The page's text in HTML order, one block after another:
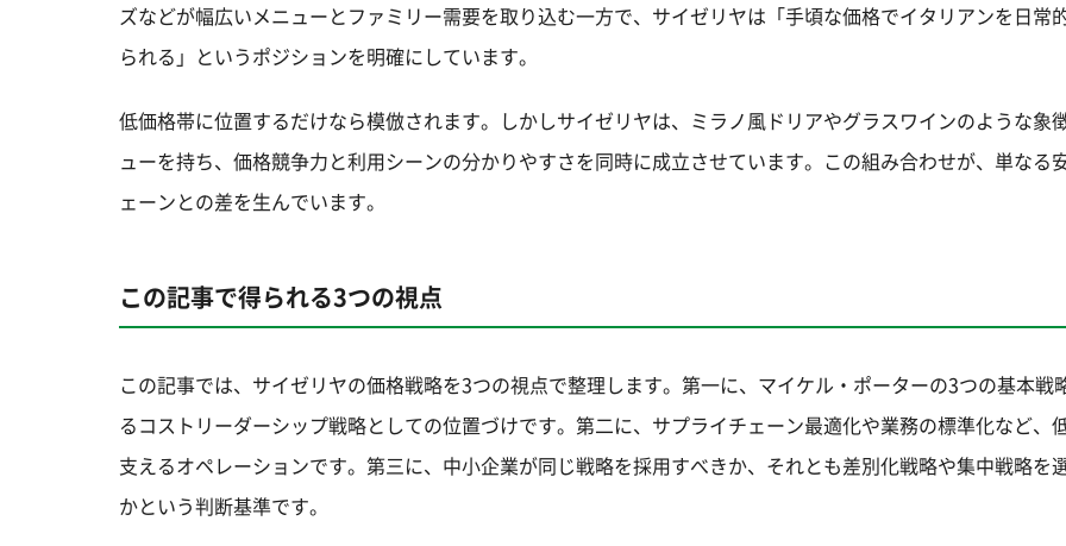
ズなどが幅広いメニューとファミリー需要を取り込む一方で、サイゼリヤは「手頃な価格でイタリアンを日常
られる」というポジションを明確にしています。
低価格帯に位置するだけなら模倣されます。しかしサイゼリヤは、ミラノ風ドリアやグラスワインのような象
ューを持ち、価格競争力と利用シーンの分かりやすさを同時に成立させています。この組み合わせが、単なる
ェーンとの差を生んでいます。
この記事で得られる3つの視点
この記事では、サイゼリヤの価格戦略を3つの視点で整理します。第一に、マイケル・ポーターの3つの基本戦
るコストリーダーシップ戦略としての位置づけです。第二に、サプライチェーン最適化や業務の標準化など、
支えるオペレーションです。第三に、中小企業が同じ戦略を採用すべきか、それとも差別化戦略や集中戦略を
かという判断基準です。